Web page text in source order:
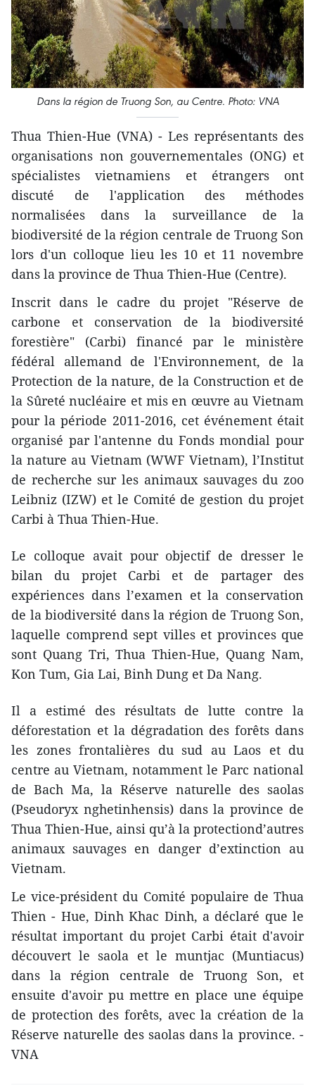
Dans la région de Truong Son, au Centre. Photo: VNA
Thua Thien-Hue (VNA) - Les représentants des
organisations non gouvernementales (ONG) et
spécialistes vietnamiens et étrangers ont
discuté ​de l'application des méthodes
normalisées ​dans la ​​surveillance de la
biodiversité d​e la région centrale de Truong Son
​lors d'un colloque ​lieu les 10 et 11 novembre
dans la province​ de Thua Thien-Hue (Centre).
Inscrit dans le cadre du projet "Réserve de
carbone et conservation de la biodiversité
forestière" (Carbi) financé par le ministère
fédéral allemand de l'Environnement, de la
Protection de la nature, de la Construction et de
la Sûreté nucléaire et mis en œuvre au Vietnam
pour la période 2011-2016, cet événement ​était
organisé par l'antenne du Fonds mondial pour
la nature au Vietnam (WWF Vietnam), l’Institut
de recherche sur les animaux sauvages ​du zoo
Leibniz (IZW) et le Comité de gestion du projet
Carbi à Thua Thien-Hue.
Le colloque avait pour objectif de ​dresser le
bilan du projet Carbi et de partager des
expériences dans l’examen et la conservation
de la biodiversité dans la région de Truong Son,
laquelle comprend sept villes et provinces que
sont Quang Tri, Thua Thien-Hue, Quang Nam,
Kon Tum, Gia Lai, Binh Dung et Da Nang​.
Il a estimé des résultats de​ lutte contre la
déforestation et ​la dégradation des forêts dans
les zones frontalières du sud au Laos et du
centre au Vietnam, notamment le Parc national
de Bach Ma, la Réserve naturelle des saolas
(Pseudoryx nghetinhensis) dans la province de
Thua Thien-Hue, ainsi qu’à la protection​d’autres
animaux sauvages en danger d’extinction au
Vietnam.
Le vice-président du Comité populaire de Thua
Thien - Hue, Dinh Khac Dinh, a déclaré que le
résultat important du projet Carbi était d'avoir
découvert le saola et le muntjac (Muntiacus)
dans la région centrale de Truong Son, et
ensuite d'avoir pu mettre en place une équipe
de protection des forêts, avec la création de la
Réserve naturelle des saolas dans la province. -
VNA